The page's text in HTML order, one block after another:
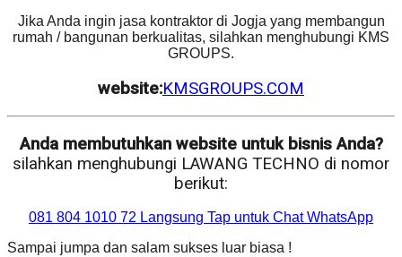
Jika Anda ingin jasa kontraktor di Jogja yang membangun
rumah / bangunan berkualitas, silahkan menghubungi KMS
GROUPS.
website:KMSGROUPS.COM
Anda membutuhkan website untuk bisnis Anda?
silahkan menghubungi LAWANG TECHNO di nomor
berikut:
081 804 1010 72 Langsung Tap untuk Chat WhatsApp
Sampai jumpa dan salam sukses luar biasa !